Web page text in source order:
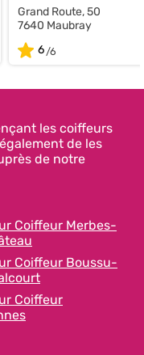
Grand Route, 50
7640 Maubray
6
les coiffeurs
de les
de notre
Coiffeur Merbes-
Coiffeur Boussu-
Coiffeur